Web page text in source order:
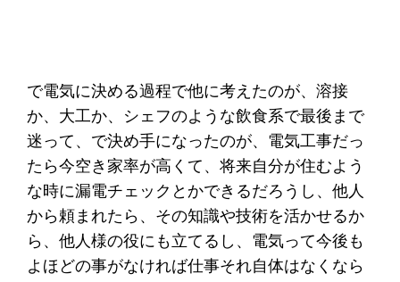
で電気に決める過程で他に考えたのが、溶接
か、大工か、シェフのような飲食系で最後まで
迷って、で決め手になったのが、電気工事だっ
たら今空き家率が高くて、将来自分が住むよう
な時に漏電チェックとかできるだろうし、他人
から頼まれたら、その知識や技術を活かせるか
ら、他人様の役にも立てるし、電気って今後も
よほどの事がなければ仕事それ自体はなくなら